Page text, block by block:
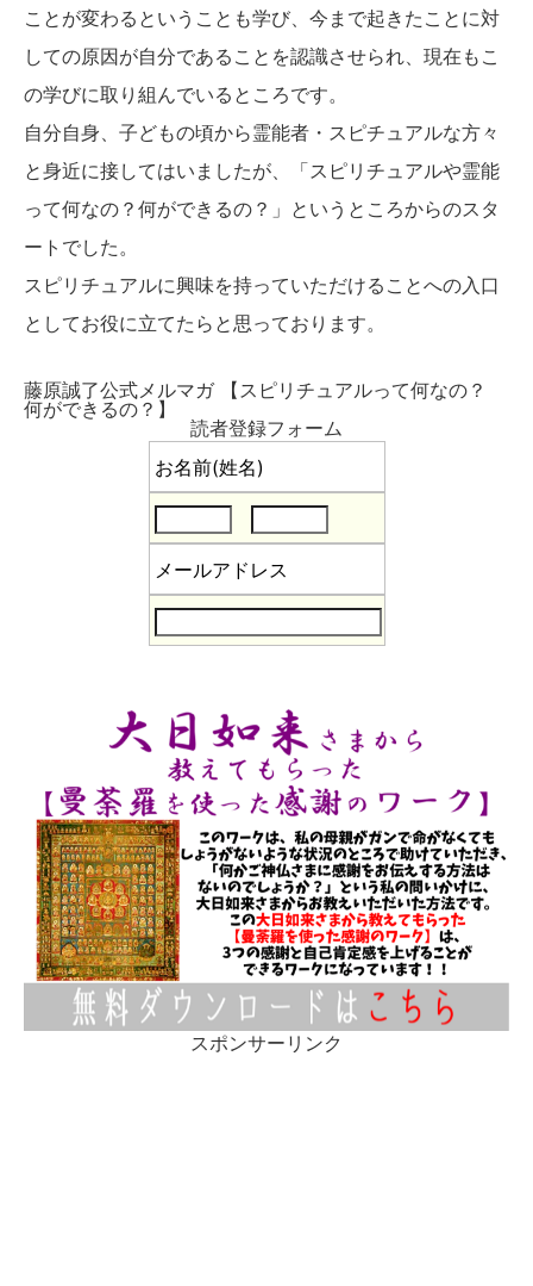
ことが変わるということも学び、今まで起きたことに対
しての原因が自分であることを認識させられ、現在もこ
の学びに取り組んでいるところです。
自分自身、子どもの頃から霊能者・スピチュアルな方々
と身近に接してはいましたが、「スピリチュアルや霊能
って何なの？何ができるの？」というところからのスタ
ートでした。
スピリチュアルに興味を持っていただけることへの入口
としてお役に立てたらと思っております。
藤原誠了公式メルマガ 【スピリチュアルって何なの？
何ができるの？】
読者登録フォーム
お名前(姓名)
メールアドレス
スポンサーリンク